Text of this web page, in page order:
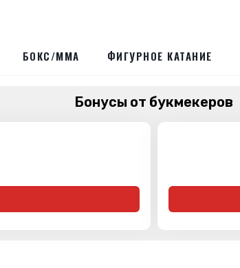
БОКС/ММА ФИГУРНОЕ КАТАНИЕ
Бонусы от букмекеров